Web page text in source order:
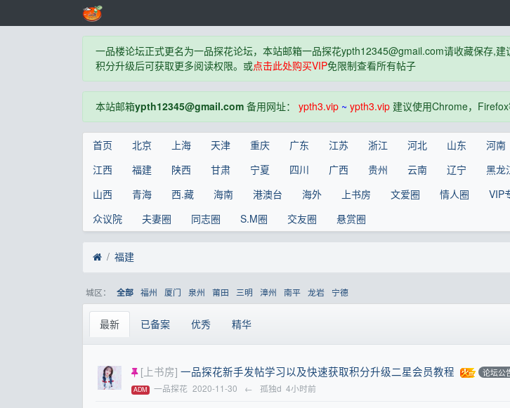
一品楼论坛正式更名为一品探花论坛，本站邮箱一品探花ypth12345@gmail.com请收藏保存,建
积分升级后可获取更多阅读权限。或点击此处购买VIP免限制查看所有帖子
本站邮箱ypth12345@gmail.com备用网址： ypth3.vip~ ypth3.vip建议使用Chrome，
首页 北京 上海 天津 重庆 广东 江苏 浙江 河北 山东 河南
江西
福建 陕西 甘肃 宁夏 四川 广西 贵州 云南 辽宁 黑龙
山西
青海 西.藏 海南 港澳台 海外 上书房 文爱圈 情人圈 VIP
众议院
夫妻圈 同志圈 S.M圈 交友圈 悬赏圈
福建
城区： 全部 福州 厦门 泉州 莆田 三明 漳州 南平 龙岩 宁德
最新 已备案 优秀 精华
[上书房] 一品探花新手发帖学习以及快速获取积分升级二星会员教程 论坛公
ADM 一品探花 2020-11-30 ← 孤独d 4小时前